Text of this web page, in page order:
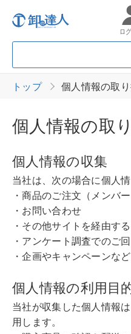
ロ
トップ 個人情報の取
個人情報の取
個人情報の収集
当社は、次の場合に個人
・商品のご注文（メンバ
・お問い合わせ
・その他サイトを経由す
・アンケート調査でのご
・企画やキャンペーンな
個人情報の利用目
当社が収集した個人情報
用します。